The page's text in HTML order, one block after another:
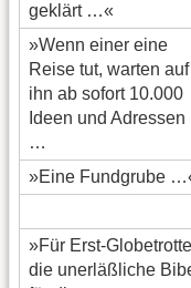
geklärt …«
»Wenn einer eine
Reise tut, warten auf
ihn ab sofort 10.000
Ideen und Adressen
…
»Eine Fundgrube
»Für Erst-
die unerläßliche